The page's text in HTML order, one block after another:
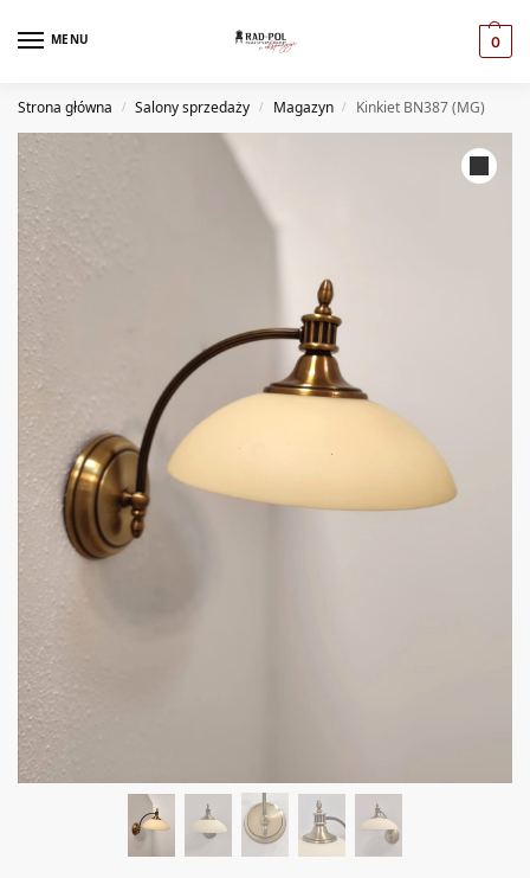
MENU 0
Strona główna / Salony sprzedaży / Magazyn / Kinkiet BN387 (MG)